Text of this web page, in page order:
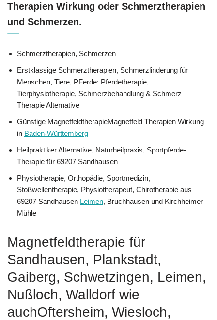
Therapien Wirkung oder Schmerztherapien
und Schmerzen.
Schmerztherapien, Schmerzen
Erstklassige Schmerztherapien, Schmerzlinderung für
Menschen, Tiere, PFerde: Pferdetherapie,
Tierphysiotherapie, Schmerzbehandlung & Schmerz
Therapie Alternative
Günstige MagnetfeldtherapieMagnetfeld Therapien Wirkung
in Baden-Württemberg
Heilpraktiker Alternative, Naturheilpraxis, Sportpferde-
Therapie für 69207 Sandhausen
Physiotherapie, Orthopädie, Sportmedizin,
Stoßwellentherapie, Physiotherapeut, Chirotherapie aus
69207 Sandhausen Leimen, Bruchhausen und Kirchheimer
Mühle
Magnetfeldtherapie für
Sandhausen, Plankstadt,
Gaiberg, Schwetzingen, Leimen,
Nußloch, Walldorf wie
auchOftersheim, Wiesloch,